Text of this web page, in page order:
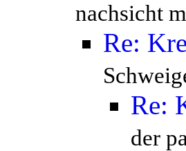
nachsicht
Re:
Re:
der